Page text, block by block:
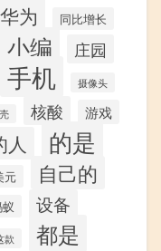
华为 同比增长
小编 庄园
手机 摄像头
核酸
游戏
人 的是
元 自己的
设备
款 都是